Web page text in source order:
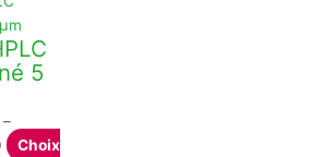
5
–
Plage
Choix